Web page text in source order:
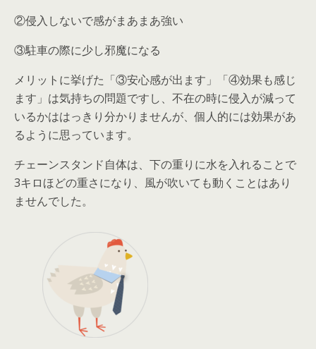
②侵入しないで感がまあまあ強い
③駐車の際に少し邪魔になる
メリットに挙げた「③安心感が出ます」「④効果も感じ
ます」は気持ちの問題ですし、不在の時に侵入が減って
いるかははっきり分かりませんが、個人的には効果があ
るように思っています。
チェーンスタンド自体は、下の重りに水を入れることで
3キロほどの重さになり、風が吹いても動くことはあり
ませんでした。